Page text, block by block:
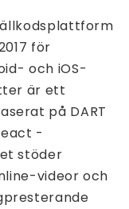
för
och iOS-
är ett
på DART
-
stöder
videor och